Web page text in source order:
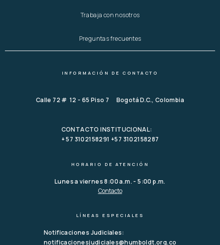
Trabaja con nosotros
Preguntas frecuentes
INFORMACIÓN DE CONTACTO
Calle 72 # 12 - 65 Piso 7 Bogotá D.C., Colombia
CONTACTO INSTITUCIONAL:
+ 57 3102158291 +57 3102158287
HORARIO DE ATENCIÓN
Lunes a viernes 8:00 a.m. - 5:00 p.m.
Contacto
LÍNEAS ESPECIALES
Notificaciones Judiciales:
notificacionesjudiciales@humboldt.org.co